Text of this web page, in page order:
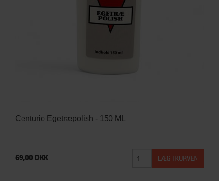
Centurio Egetræpolish - 150 ML
69,00 DKK